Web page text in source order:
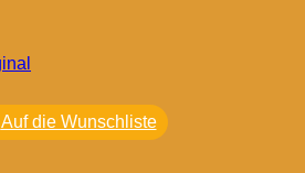
Auf die Wunschliste